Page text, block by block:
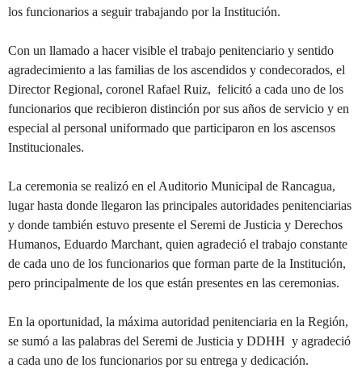
los funcionarios a seguir trabajando por la Institución.
Con un llamado a hacer visible el trabajo penitenciario y sentido
agradecimiento a las familias de los ascendidos y condecorados, el
Director Regional, coronel Rafael Ruiz, felicitó a cada uno de los
funcionarios que recibieron distinción por sus años de servicio y en
especial al personal uniformado que participaron en los ascensos
Institucionales.
La ceremonia se realizó en el Auditorio Municipal de Rancagua,
lugar hasta donde llegaron las principales autoridades penitenciarias
y donde también estuvo presente el Seremi de Justicia y Derechos
Humanos, Eduardo Marchant, quien agradeció el trabajo constante
de cada uno de los funcionarios que forman parte de la Institución,
pero principalmente de los que están presentes en las ceremonias.
En la oportunidad, la máxima autoridad penitenciaria en la Región,
se sumó a las palabras del Seremi de Justicia y DDHH y agradeció
a cada uno de los funcionarios por su entrega y dedicación.